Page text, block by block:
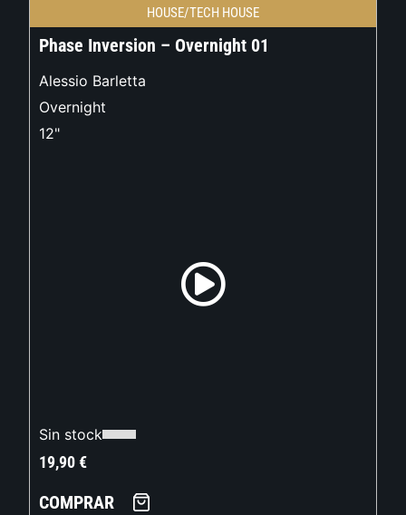
HOUSE/TECH HOUSE
Phase Inversion – Overnight 01
Alessio Barletta
Overnight
12"
Sin stock
19,90€
COMPRAR